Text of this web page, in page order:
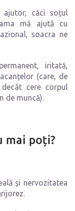
căci soțul
mă ajută cu
soacra ne
iritată,
(care, de
cere corpul
de muncă).
mai poți?
și nervozitatea